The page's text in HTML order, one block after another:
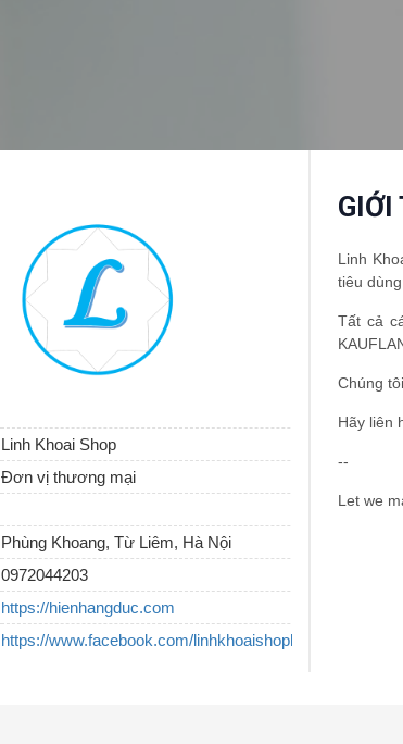
Linh Khoai Shop
Đơn vị thương mại
Phùng Khoang, Từ Liêm, Hà Nội
0972044203
https://hienhangduc.com
https://www.facebook.com/linhkhoaishophangduc/
GIỚI
Linh
tiêu
Tất cả
Chúng
Hãy liên
--
Let we